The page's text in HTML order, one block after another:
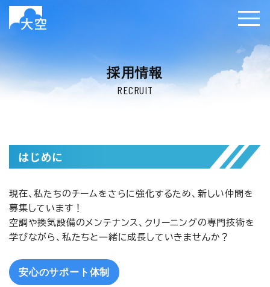
採用情報
RECRUIT
はじめに
現在、私たちのチームをさらに強化するため、新しい仲間を
募集しています！
空調や換気設備のメンテナンス、クリーニングの専門技術を
学びながら、私たちと一緒に成長していきませんか？
安心のサポート体制